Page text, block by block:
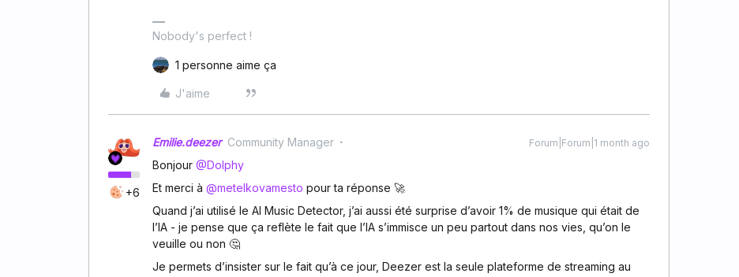
Nobody's perfect !
1 personne aime ça
J'aime
+6
Emilie.deezer Community Manager Forum|Forum|1 month ago
Bonjour ​ @Dolphy
Et merci à ​ @metelkovamesto pour ta réponse 🚀
Quand j’ai utilisé le AI Music Detector, j’ai aussi été surprise d’avoir 1% de musique qui était de
l’IA - je pense que ça reflète le fait que l’IA s’immisce un peu partout dans nos vies, qu’on le
veuille ou non 🤔
Je permets d’insister sur le fait qu’à ce jour, Deezer est la seule plateforme de streaming au